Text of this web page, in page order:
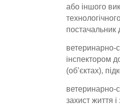
або іншого
постачальник
ветеринарно-
інспектором
(об’єктах),
ветеринарно-
захист життя